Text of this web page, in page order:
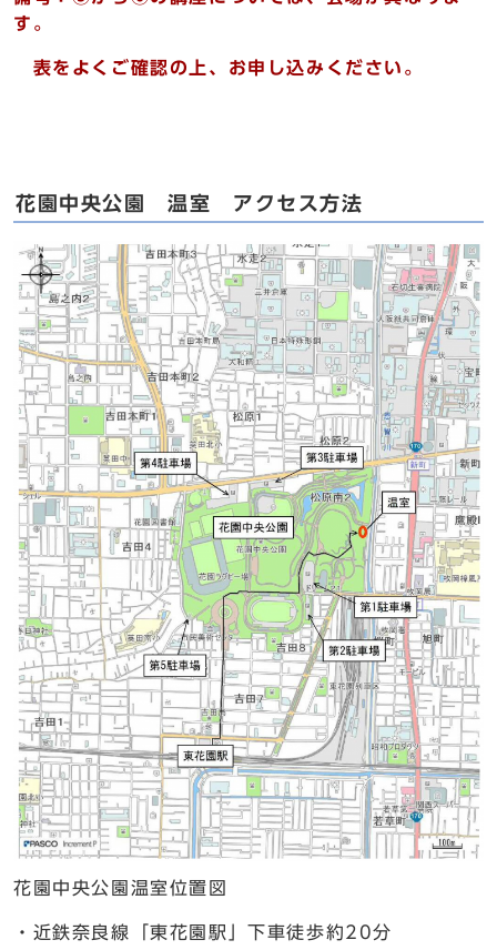
す。
表をよくご確認の上、お申し込みください。
花園中央公園 温室 アクセス方法
花園中央公園温室位置図
・近鉄奈良線「東花園駅」下車徒歩約20分